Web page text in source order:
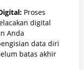
Proses
digital
Anda
data diri
batas akhir